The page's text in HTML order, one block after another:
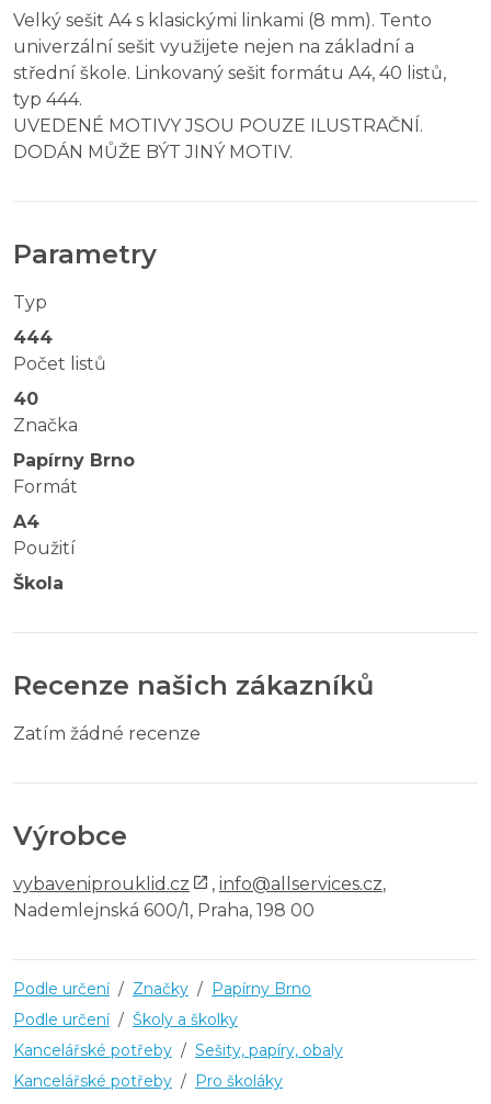
Velký sešit A4 s klasickými linkami (8 mm). Tento
univerzální sešit využijete nejen na základní a
střední škole. Linkovaný sešit formátu A4, 40 listů,
typ 444.
UVEDENÉ MOTIVY JSOU POUZE ILUSTRAČNÍ.
DODÁN MŮŽE BÝT JINÝ MOTIV.
Parametry
Typ
444
Počet listů
40
Značka
Papírny Brno
Formát
A4
Použití
Škola
Recenze našich zákazníků
Zatím žádné recenze
Výrobce
vybaveniprouklid.cz , info@allservices.cz,
Nademlejnská 600/1, Praha, 198 00
Podle určení / Značky / Papírny Brno
Podle určení / Školy a školky
Kancelářské potřeby / Sešity, papíry, obaly
Kancelářské potřeby / Pro školáky